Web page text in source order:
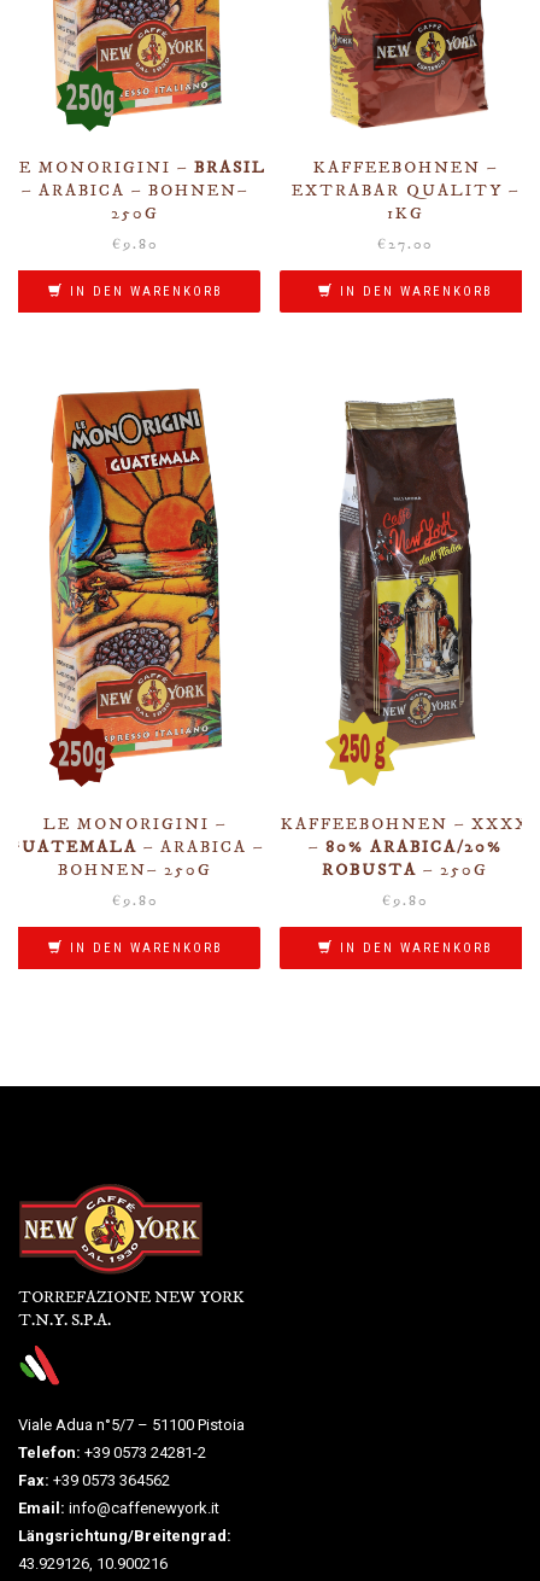
LE MONORIGINI – BRASIL
– ARABICA – BOHNEN–
250G
€ 9.80
IN DEN WARENKORB
KAFFEEBOHNEN –
EXTRABAR QUALITY –
1KG
€ 27.00
IN DEN WARENKORB
LE MONORIGINI –
GUATEMALA – ARABICA –
BOHNEN– 250G
€ 9.80
IN DEN WARENKORB
KAFFEEBOHNEN – XXXX
– 80% ARABICA/20%
ROBUSTA – 250G
€ 9.80
IN DEN WARENKORB
TORREFAZIONE NEW YORK
T.N.Y. S.P.A.
Viale Adua n°5/7 – 51100 Pistoia
Telefon: +39 0573 24281-2
Fax: +39 0573 364562
Email: info@caffenewyork.it
Längsrichtung/Breitengrad:
43.929126, 10.900216